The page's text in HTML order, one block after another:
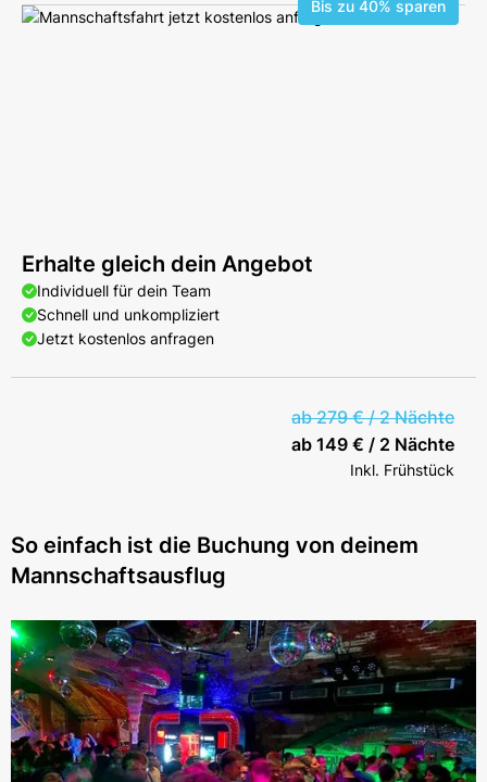
Bis zu 40% sparen
Erhalte gleich dein Angebot
Individuell für dein Team
Schnell und unkompliziert
Jetzt kostenlos anfragen
ab 279 € / 2 Nächte
ab 149 € / 2 Nächte
Inkl. Frühstück
So einfach ist die Buchung von deinem
Mannschaftsausflug